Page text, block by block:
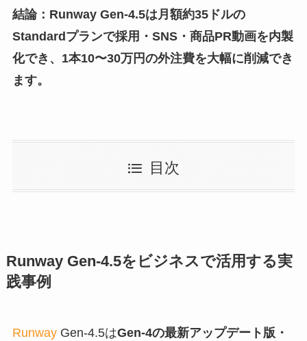
結論：Runway Gen-4.5は月額約35ドルの
Standardプランで採用・SNS・商品PR動画を内製
化でき、1本10〜30万円の外注費を大幅に削減でき
ます。
目次
Runway Gen-4.5をビジネスで活用する実
践事例
RunwayGen-4.5はGen-4の最新アップデート版・